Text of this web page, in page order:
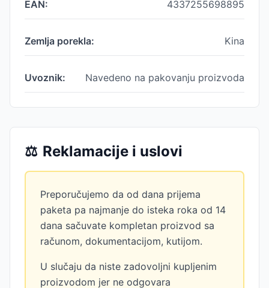
EAN: 4337255698895
Zemlja porekla: Kina
Uvoznik: Navedeno na pakovanju proizvoda
⚖️ Reklamacije i uslovi
Preporučujemo da od dana prijema
paketa pa najmanje do isteka roka od 14
dana sačuvate kompletan proizvod sa
računom, dokumentacijom, kutijom.
U slučaju da niste zadovoljni kupljenim
proizvodom jer ne odgovara